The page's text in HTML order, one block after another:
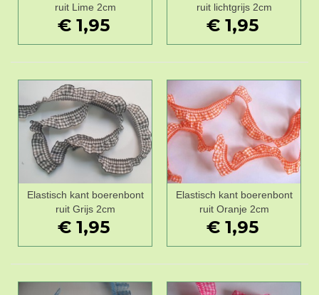
ruit Lime 2cm
€ 1,95
ruit lichtgrijs 2cm
€ 1,95
Elastisch kant boerenbont
ruit Grijs 2cm
€ 1,95
Elastisch kant boerenbont
ruit Oranje 2cm
€ 1,95